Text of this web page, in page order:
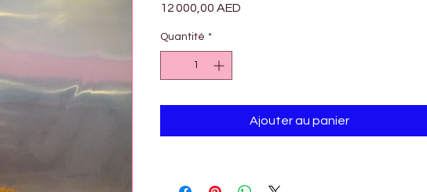
12 000,00 AED
Quantité *
Ajouter au panier